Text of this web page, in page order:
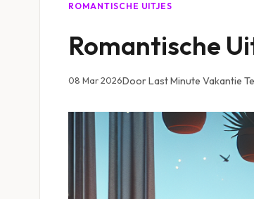
ROMANTISCHE UITJES
Romantische
08 Mar 2026Door Last Minute Vakantie